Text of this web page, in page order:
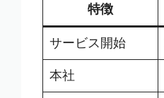
特徴
サービス開始
本社